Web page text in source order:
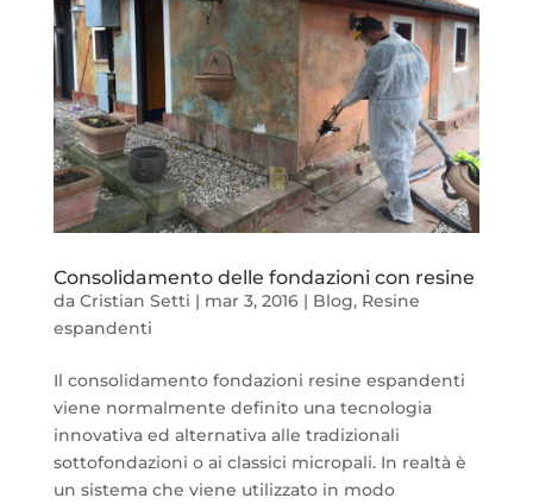
Consolidamento delle fondazioni con resine
da Cristian Setti | mar 3, 2016| Blog, Resine
espandenti
Il consolidamento fondazioni resine espandenti
viene normalmente definito una tecnologia
innovativa ed alternativa alle tradizionali
sottofondazioni o ai classici micropali. In realtà è
un sistema che viene utilizzato in modo